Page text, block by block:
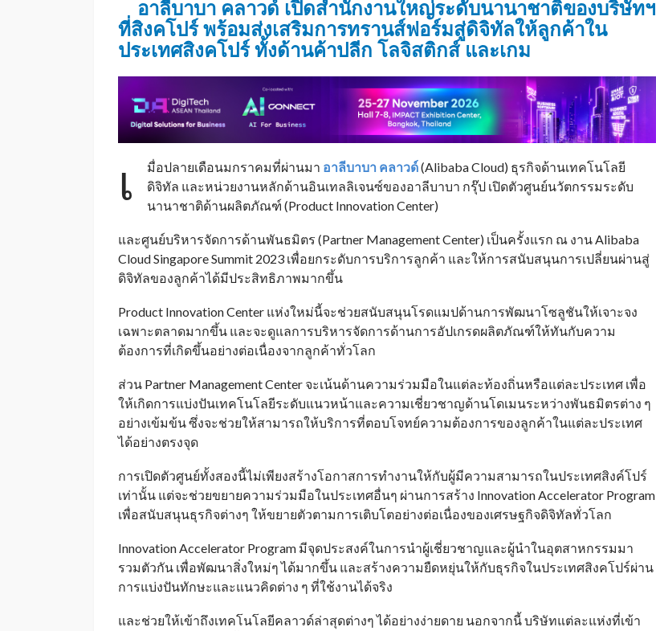
อาลีบาบา คลาวด์ เปิดสำนักงานใหญ่ระดับนานาชาติของบริษัทฯ
ที่สิงคโปร์ พร้อมส่งเสริมการทรานส์ฟอร์มสู่ดิจิทัลให้ลูกค้าใน
ประเทศสิงคโปร์ ทั้งด้านค้าปลีก โลจิสติกส์ และเกม
เ มื่อปลายเดือนมกราคมที่ผ่านมา อาลีบาบา คลาวด์(Alibaba Cloud) ธุรกิจด้านเทคโนโลยี
ดิจิทัล และหน่วยงานหลักด้านอินเทลลิเจนซ์ของอาลีบาบา กรุ๊ป เปิดตัวศูนย์นวัตกรรมระดับ
นานาชาติด้านผลิตภัณฑ์ (Product Innovation Center)
และศูนย์บริหารจัดการด้านพันธมิตร (Partner Management Center) เป็นครั้งแรก ณ งาน Alibaba
Cloud Singapore Summit 2023 เพื่อยกระดับการบริการลูกค้า และให้การสนับสนุนการเปลี่ยนผ่านสู่
ดิจิทัลของลูกค้าได้มีประสิทธิภาพมากขึ้น
Product Innovation Center แห่งใหม่นี้จะช่วยสนับสนุนโรดแมปด้านการพัฒนาโซลูชันให้เจาะจง
เฉพาะตลาดมากขึ้น และจะดูแลการบริหารจัดการด้านการอัปเกรดผลิตภัณฑ์ให้ทันกับความ
ต้องการที่เกิดขึ้นอย่างต่อเนื่องจากลูกค้าทั่วโลก
ส่วน Partner Management Center จะเน้นด้านความร่วมมือในแต่ละท้องถิ่นหรือแต่ละประเทศ เพื่อ
ให้เกิดการแบ่งปันเทคโนโลยีระดับแนวหน้าและความเชี่ยวชาญด้านโดเมนระหว่างพันธมิตรต่าง ๆ
อย่างเข้มข้น ซึ่งจะช่วยให้สามารถให้บริการที่ตอบโจทย์ความต้องการของลูกค้าในแต่ละประเทศ
ได้อย่างตรงจุด
การเปิดตัวศูนย์ทั้งสองนี้ไม่เพียงสร้างโอกาสการทำงานให้กับผู้มีความสามารถในประเทศสิงค์โปร์
เท่านั้น แต่จะช่วยขยายความร่วมมือในประเทศอื่นๆ ผ่านการสร้าง Innovation Accelerator Program
เพื่อสนับสนุนธุรกิจต่างๆ ให้ขยายตัวตามการเติบโตอย่างต่อเนื่องของเศรษฐกิจดิจิทัลทั่วโลก
Innovation Accelerator Program มีจุดประสงค์ในการนำผู้เชี่ยวชาญและผู้นำในอุตสาหกรรมมา
รวมตัวกัน เพื่อพัฒนาสิ่งใหม่ๆ ได้มากขึ้น และสร้างความยืดหยุ่นให้กับธุรกิจในประเทศสิงคโปร์ผ่าน
การแบ่งปันทักษะและแนวคิดต่าง ๆ ที่ใช้งานได้จริง
และช่วยให้เข้าถึงเทคโนโลยีคลาวด์ล่าสุดต่างๆ ได้อย่างง่ายดาย นอกจากนี้ บริษัทแต่ละแห่งที่เข้า